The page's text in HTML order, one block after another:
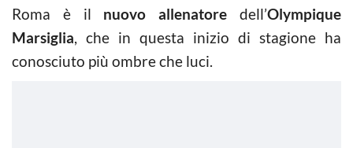
Roma è il nuovo allenatore dell’Olympique
Marsiglia, che in questa inizio di stagione ha
conosciuto più ombre che luci.